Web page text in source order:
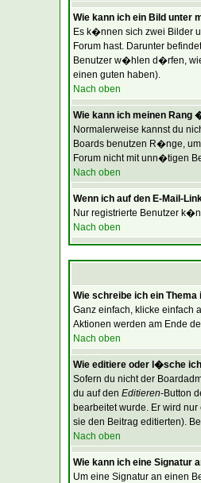
Wie kann ich ein Bild unter
Es k�nnen sich zwei Bilder
Forum hast. Darunter
Benutzer w�hlen d�rfen,
einen guten haben).
Nach oben
Wie kann ich meinen Rang
Normalerweise kannst du
Boards benutzen R�nge,
Forum nicht mit unn�tigen
Nach oben
Wenn ich auf den E-Mail-
Nur registrierte Benutzer
Nach oben
Wie schreibe ich ein Thema
Ganz einfach, klicke einfach
Aktionen werden am Ende
Nach oben
Wie editiere oder l�sche
Sofern du nicht der
du auf den Editieren-Button
bearbeitet wurde. Er wird
sie den Beitrag editierten).
Nach oben
Wie kann ich eine Signatur
Um eine Signatur an einen